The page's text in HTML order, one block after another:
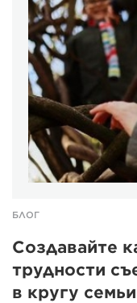
БЛОГ
Создавайте
трудности
в кругу семьи